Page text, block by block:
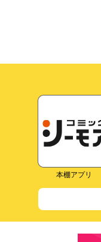
本棚アプリ